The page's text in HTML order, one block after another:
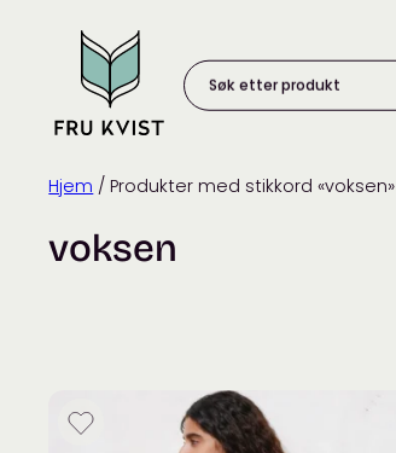
content
etter
produkt:
Hjem / Produkter med stikkord «voksen»
voksen